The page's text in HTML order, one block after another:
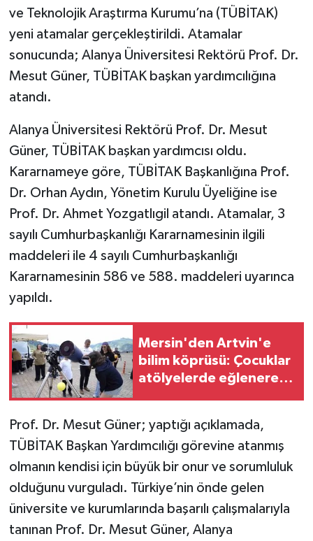
ve Teknolojik Araştırma Kurumu’na (TÜBİTAK)
yeni atamalar gerçekleştirildi. Atamalar
sonucunda; Alanya Üniversitesi Rektörü Prof. Dr.
Mesut Güner, TÜBİTAK başkan yardımcılığına
atandı.
Alanya Üniversitesi Rektörü Prof. Dr. Mesut
Güner, TÜBİTAK başkan yardımcısı oldu.
Kararnameye göre, TÜBİTAK Başkanlığına Prof.
Dr. Orhan Aydın, Yönetim Kurulu Üyeliğine ise
Prof. Dr. Ahmet Yozgatlıgil atandı. Atamalar, 3
sayılı Cumhurbaşkanlığı Kararnamesinin ilgili
maddeleri ile 4 sayılı Cumhurbaşkanlığı
Kararnamesinin 586 ve 588. maddeleri uyarınca
yapıldı.
Mersin'den Artvin'e
bilim köprüsü: Çocuklar
atölyelerde eğlenerek
Prof. Dr. Mesut Güner; yaptığı açıklamada,
TÜBİTAK Başkan Yardımcılığı görevine atanmış
olmanın kendisi için büyük bir onur ve sorumluluk
olduğunu vurguladı. Türkiye’nin önde gelen
üniversite ve kurumlarında başarılı çalışmalarıyla
tanınan Prof. Dr. Mesut Güner, Alanya